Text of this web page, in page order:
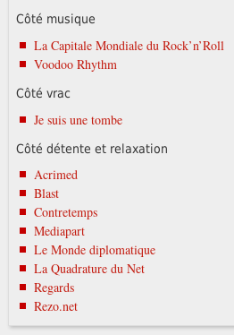
Côté musique
La Capitale Mondiale du Rock’n’Roll
Voodoo Rhythm
Côté vrac
Je suis une tombe
Côté détente et relaxation
Acrimed
Blast
Contretemps
Mediapart
Le Monde diplomatique
La Quadrature du Net
Regards
Rezo.net